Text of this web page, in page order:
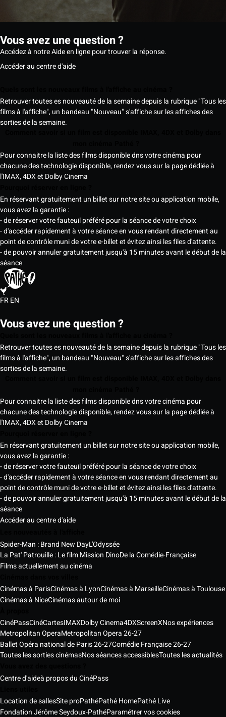
Vous avez une question ?
Accédez à notre Aide en ligne pour trouver la réponse.
Accéder au centre d'aide
Retrouver toutes es nouveauté de la semaine depuis la rubrique "Tous les
films à l'affiche", un bandeau "Nouveau" s'affiche sur les affiches des
sorties de la semaine.
Pour connaitre la liste des films disponible dns votre cinéma pour
chacune des technologie disponible, rendez vous sur la page dédiée à
l'IMAX, 4DX et Dolby Cinema
En réservant gratuitement un billet sur notre site ou application mobile,
vous avez la garantie :
- de réserver votre fauteuil préféré pour la séance de votre choix
- d'accéder rapidement à votre séance en vous rendant directement au
point de contrôle muni de votre e-billet et évitez ainsi les files d'attente.
- de pouvoir annuler gratuitement jusqu'à 15 minutes avant le début de la
séance
FREN
Vous avez une question ?
Retrouver toutes es nouveauté de la semaine depuis la rubrique "Tous les
films à l'affiche", un bandeau "Nouveau" s'affiche sur les affiches des
sorties de la semaine.
Pour connaitre la liste des films disponible dns votre cinéma pour
chacune des technologie disponible, rendez vous sur la page dédiée à
l'IMAX, 4DX et Dolby Cinema
En réservant gratuitement un billet sur notre site ou application mobile,
vous avez la garantie :
- de réserver votre fauteuil préféré pour la séance de votre choix
- d'accéder rapidement à votre séance en vous rendant directement au
point de contrôle muni de votre e-billet et évitez ainsi les files d'attente.
- de pouvoir annuler gratuitement jusqu'à 15 minutes avant le début de la
séance
Accéder au centre d'aide
Spider-Man : Brand New DayL'Odyssée
La Pat' Patrouille : Le film Mission DinoDe la Comédie-Française
Films actuellement au cinéma
Cinémas à ParisCinémas à LyonCinémas à MarseilleCinémas à Toulouse
Cinémas à NiceCinémas autour de moi
CinéPassCinéCartesIMAXDolby Cinema4DXScreenXNos expériences
Metropolitan OperaMetropolitan Opera 26-27
Ballet Opéra national de Paris 26-27Comédie Française 26-27
Toutes les sorties cinémasNos séances accessiblesToutes les actualités
Centre d'aideà propos du CinéPass
Location de sallesSite proPathéPathé HomePathé Live
Fondation Jérôme Seydoux-PathéParamétrer vos cookies